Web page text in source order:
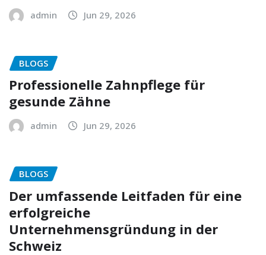
admin Jun 29, 2026
BLOGS
Professionelle Zahnpflege für
gesunde Zähne
admin Jun 29, 2026
BLOGS
Der umfassende Leitfaden für eine
erfolgreiche
Unternehmensgründung in der
Schweiz